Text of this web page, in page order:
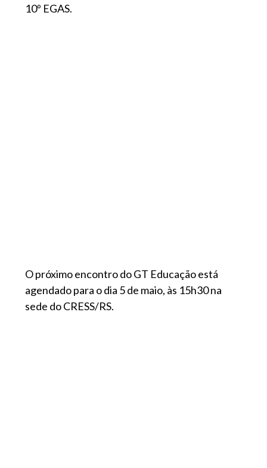
10º EGAS.
O próximo encontro do GT Educação está
agendado para o dia 5 de maio, às 15h30 na
sede do CRESS/RS.